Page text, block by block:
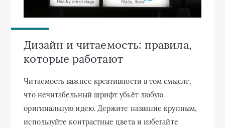
Дизайн и читаемость: правила,
которые работают
Читаемость важнее креативности в том смысле,
что нечитабельный шрифт убьёт любую
оригинальную идею. Держите название крупным,
используйте контрастные цвета и избегайте